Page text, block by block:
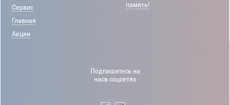
Сервис
Главная
Акции
память!
Подпишитесь на
насв соцсетях